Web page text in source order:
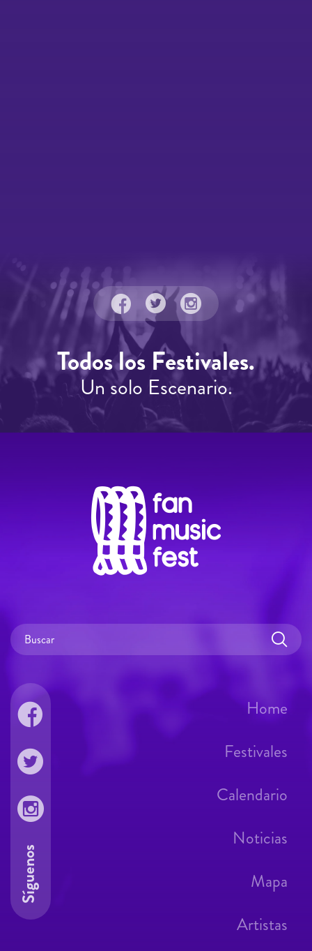
Todos los Festivales.
Un solo Escenario.
Home
Festivales
Calendario
Noticias
Mapa
Artistas
Síguenos